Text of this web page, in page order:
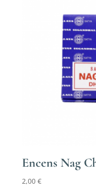
Encens Nag
2,00 €